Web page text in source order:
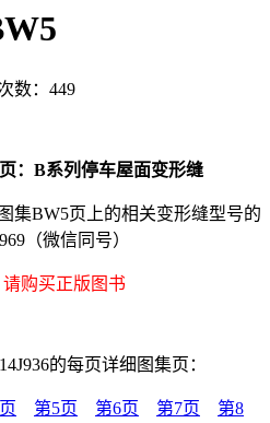
数：449
：B系列停车屋面变形缝
集BW5页上的相关变形缝型号的
（微信同号）
购买正版图书
的每页详细图集页：
第5页 第6页 第7页
第8